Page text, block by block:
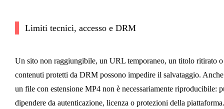
Limiti tecnici, accesso e DRM
Un sito non raggiungibile, un URL temporaneo, un titolo ritirato o
contenuti protetti da DRM possono impedire il salvataggio. Anche
un file con estensione MP4 non è necessariamente riproducibile:
dipendere da autenticazione, licenza o protezioni della piattaforma.